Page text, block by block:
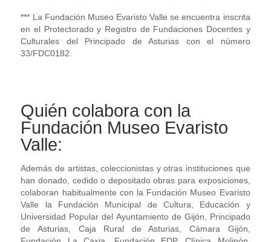
*** La Fundación Museo Evaristo Valle se encuentra inscrita
en el Protectorado y Registro de Fundaciones Docentes y
Culturales del Principado de Asturias con el número
33/FDC0182.
Quién colabora con la
Fundación Museo Evaristo
Valle:
Además de artistas, coleccionistas y otras instituciones que
han donado, cedido o depositado obras para exposiciones,
colaboran habitualmente con la Fundación Museo Evaristo
Valle la Fundación Municipal de Cultura, Educación y
Universidad Popular del Ayuntamiento de Gijón, Principado
de Asturias, Caja Rural de Asturias, Cámara Gijón,